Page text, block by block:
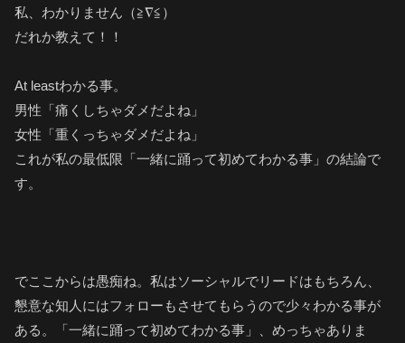
私、わかりません（≧∇≦）
だれか教えて！！
At leastわかる事。
男性「痛くしちゃダメだよね」
女性「重くっちゃダメだよね」
これが私の最低限「一緒に踊って初めてわかる事」の結論で
す。
でここからは愚痴ね。私はソーシャルでリードはもちろん、
懇意な知人にはフォローもさせてもらうので少々わかる事が
ある。「一緒に踊って初めてわかる事」、めっちゃありま